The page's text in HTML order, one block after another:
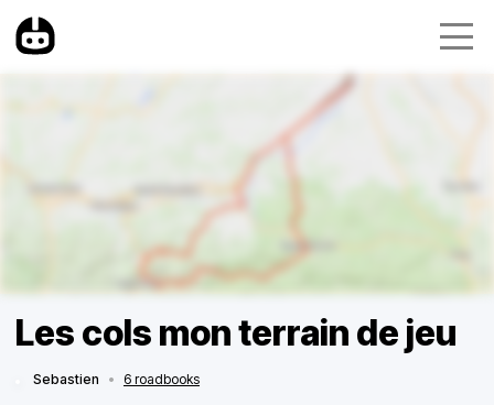
Les cols mon terrain de jeu
Sebastien • 6 roadbooks